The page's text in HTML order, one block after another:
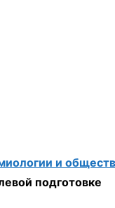
и
подготовке